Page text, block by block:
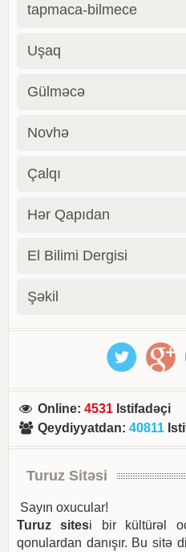
tapmaca-bilmece
Uşaq
Gülməcə
Novhə
Çalqı
Hər Qapıdan
El Bilimi Dergisi
Şəkil
Online:4531 Istifadəçi
Qeydiyyatdan:40811
Turuz Sitəsi
Sayın oxucular!
Turuz sitesi bir kültürəl
qonulardan danışır. Bu sitə